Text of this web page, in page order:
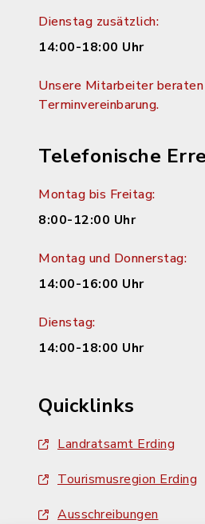
Dienstag zusätzlich:
14:00-18:00 Uhr
Unsere Mitarbeiter beraten
Terminvereinbarung.
Telefonische
Montag bis Freitag:
8:00-12:00 Uhr
Montag und Donnerstag:
14:00-16:00 Uhr
Dienstag:
14:00-18:00 Uhr
Quicklinks
Landratsamt Erding
Tourismusregion Erding
Ausschreibungen